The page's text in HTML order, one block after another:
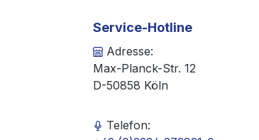
Service-Hotline
Adresse:
Max-Planck-Str. 12
D-50858 Köln
Telefon: